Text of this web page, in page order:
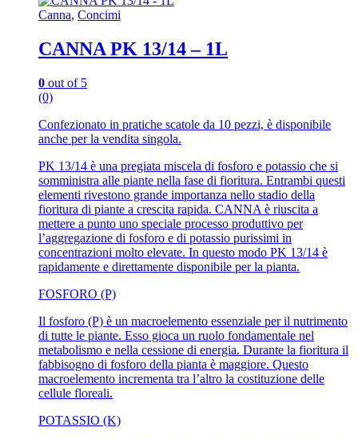
Canna, Concimi
CANNA PK 13/14 – 1L
0 out of 5
(0)
Confezionato in pratiche scatole da 10 pezzi, è disponibile
anche per la vendita singola.
PK 13/14 è una pregiata miscela di fosforo e potassio che si
somministra alle piante nella fase di fioritura. Entrambi questi
elementi rivestono grande importanza nello stadio della
fioritura di piante a crescita rapida. CANNA è riuscita a
mettere a punto uno speciale processo produttivo per
l’aggregazione di fosforo e di potassio purissimi in
concentrazioni molto elevate. In questo modo PK 13/14 è
rapidamente e direttamente disponibile per la pianta.
FOSFORO (P)
Il fosforo (P) è un macroelemento essenziale per il nutrimento
di tutte le piante. Esso gioca un ruolo fondamentale nel
metabolismo e nella cessione di energia. Durante la fioritura il
fabbisogno di fosforo della pianta è maggiore. Questo
macroelemento incrementa tra l’altro la costituzione delle
cellule floreali.
POTASSIO (K)